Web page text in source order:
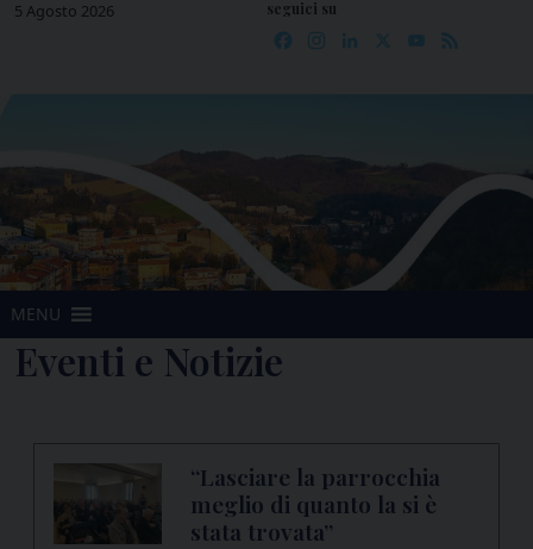
Skip5 Agosto 2026 seguici su
Facebook
Instagram
LinkedIn YouTube
MENU
Eventi e Notizie
“Lasciare la parrocchia
meglio di quanto la si è
stata trovata”